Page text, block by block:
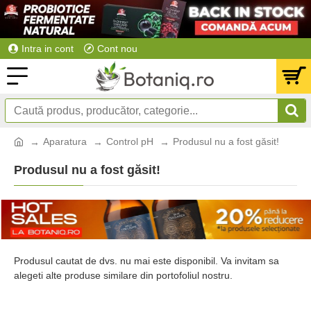
Intra in cont Cont nou
Aparatura Control pH Produsul nu a fost găsit!
Produsul nu a fost găsit!
Produsul cautat de dvs. nu mai este disponibil. Va invitam sa
alegeti alte produse similare din portofoliul nostru.